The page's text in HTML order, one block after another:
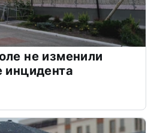
не изменили
инцидента